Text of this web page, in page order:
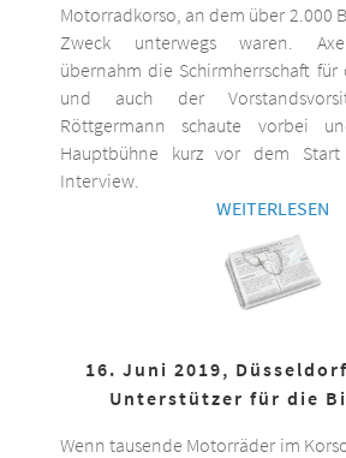
Motorradkorso, an dem über 2.000
Zweck unterwegs waren.
übernahm die Schirmherrschaft
und auch der
Röttgermann schaute vorbei
Hauptbühne kurz vor dem
Interview.
WEITERLESEN
16. Juni 2019,
Unterstützer für die
Wenn tausende Motorräder im